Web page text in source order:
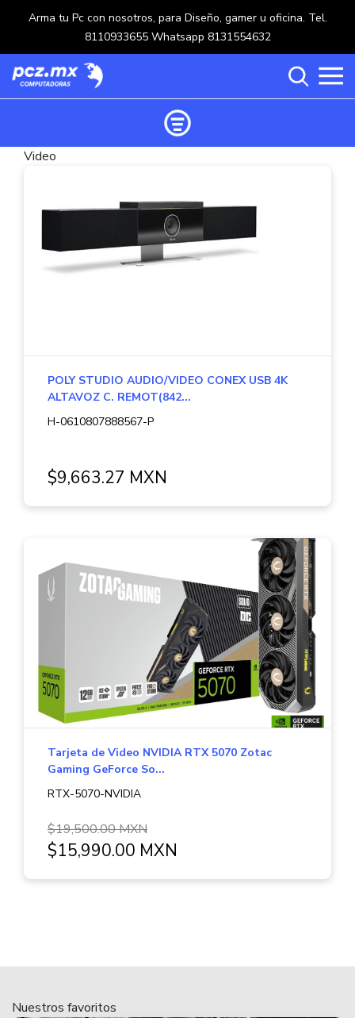
Arma tu Pc con nosotros, para Diseño, gamer u oficina. Tel.
8110933655 Whatsapp 8131554632
Contacto
Aviso de privacidad
Categorías
PROCESADORES
MULTIFUNCIONALES (114)
IMPRESORA DE AMPLIO FORMATO (PLOTTER) (24)
GAMES
VIDEO (126)
PC GAMER BASICA (14)
GABINETES Y ENFRIAMIENTO (268)
COMPUTADORAS (2)
TODAS LAS CATEGORÍAS
Video
POLY STUDIO AUDIO/VIDEO CONEX USB 4K
ALTAVOZ C. REMOT(842...
H-0610807888567-P
$9,663.27 MXN
Tarjeta de Video NVIDIA RTX 5070 Zotac
Gaming GeForce So...
RTX-5070-NVIDIA
$19,500.00 MXN
$15,990.00 MXN
Nuestros favoritos